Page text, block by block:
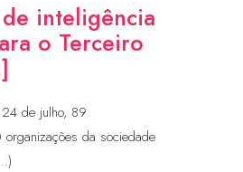
inteligência
o Terceiro
de julho, 89
da sociedade